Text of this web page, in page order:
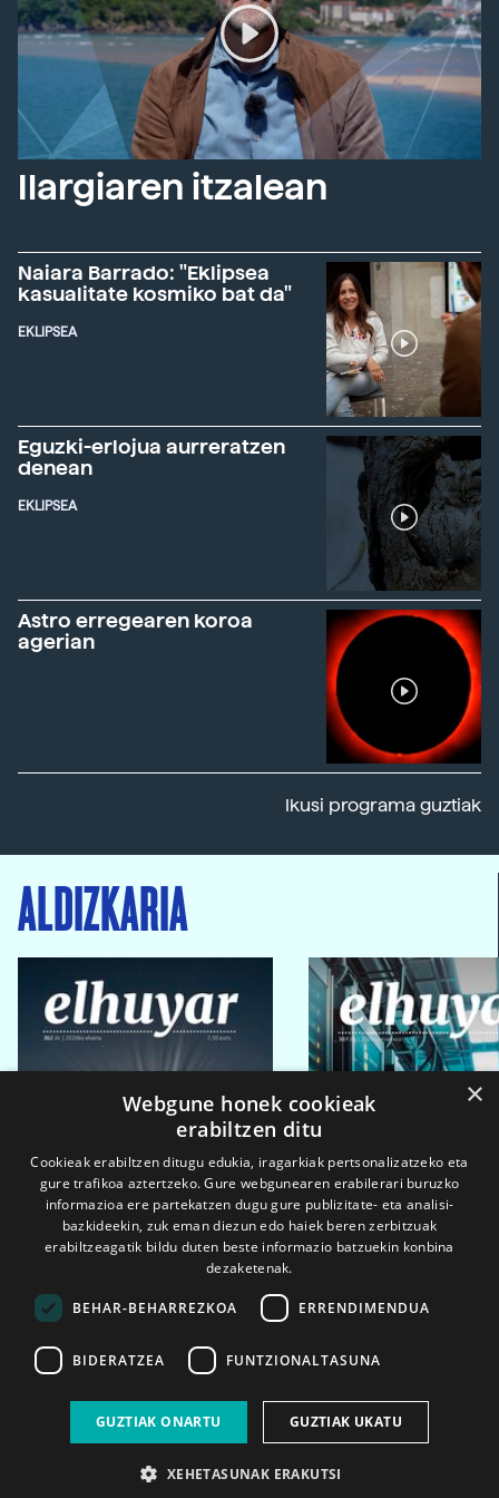
Ilargiaren itzalean
Naiara Barrado: "Eklipsea
kasualitate kosmiko bat da"
EKLIPSEA
Eguzki-erlojua aurreratzen
denean
EKLIPSEA
Astro erregearen koroa
agerian
Ikusi programa guztiak
ALDIZKARIA
2026ko eka. 1a 2026ko mar. 1a
×
Webgune honek cookieak
erabiltzen ditu
Cookieak erabiltzen ditugu edukia, iragarkiak pertsonalizatzeko eta
gure trafikoa aztertzeko. Gure webgunearen erabilerari buruzko
informazioa ere partekatzen dugu gure publizitate- eta analisi-
bazkideekin, zuk eman diezun edo haiek beren zerbitzuak
erabiltzeagatik bildu duten beste informazio batzuekin konbina
dezaketenak.
BEHAR-BEHARREZKOA ERRENDIMENDUA
BIDERATZEA FUNTZIONALTASUNA
GUZTIAK ONARTU GUZTIAK UKATU
XEHETASUNAK ERAKUTSI